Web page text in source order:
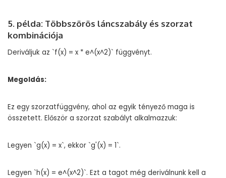
5. példa: Többszörös láncszabály és szorzat
kombinációja
Deriváljuk az `f(x) = x * e^(x^2)` függvényt.
Megoldás:
Ez egy szorzatfüggvény, ahol az egyik tényező maga is
összetett. Először a szorzat szabályt alkalmazzuk:
Legyen `g(x) = x`, ekkor `g'(x) = 1`.
Legyen `h(x) = e^(x^2)`. Ezt a tagot még deriválnunk kell a